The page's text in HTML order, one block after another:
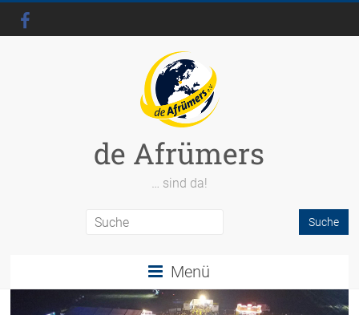
de Afrümers
… sind da!
Menü